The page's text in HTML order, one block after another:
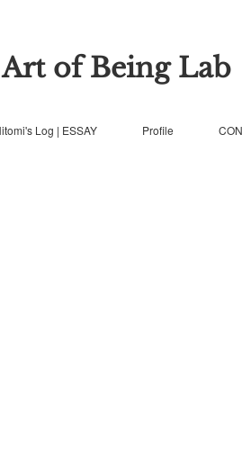
Art of Being Lab
Log | ESSAY Profile